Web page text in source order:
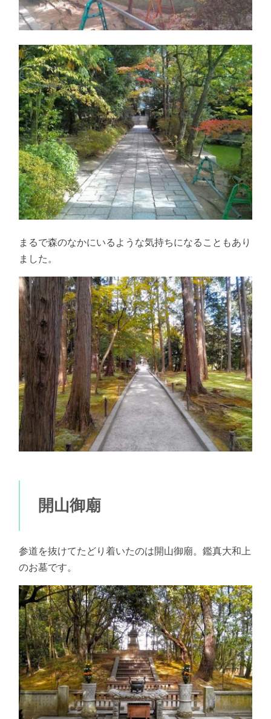
まるで森のなかにいるような気持ちになることもあり
ました。
開山御廟
参道を抜けてたどり着いたのは開山御廟。鑑真大和上
のお墓です。